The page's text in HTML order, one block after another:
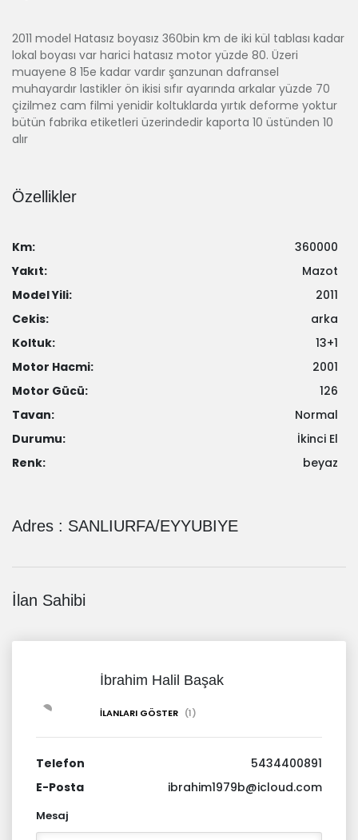
2011 model Hatasız boyasız 360bin km de iki kül tablası kadar
lokal boyası var harici hatasız motor yüzde 80. Üzeri
muayene 8 15e kadar vardır şanzunan dafransel
muhayardır lastikler ön ikisi sıfır ayarında arkalar yüzde 70
çizilmez cam filmi yenidir koltuklarda yırtık deforme yoktur
bütün fabrika etiketleri üzerindedir kaporta 10 üstünden 10
alır
Özellikler
Km:
360000
Yakıt:
Mazot
Model Yili:
2011
Cekis:
arka
Koltuk:
13+1
Motor Hacmi:
2001
Motor Gücü:
126
Tavan:
Normal
Durumu:
İkinci El
Renk:
beyaz
Adres : SANLIURFA/EYYUBIYE
İlan Sahibi
İbrahim Halil Başak
İLANLARI GÖSTER (1)
Telefon
5434400891
E-Posta
ibrahim1979b@icloud.com
Mesaj